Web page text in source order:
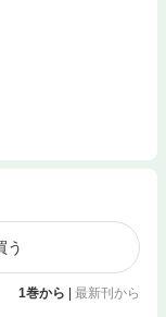
う
1巻から 最新刊から